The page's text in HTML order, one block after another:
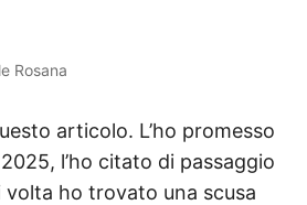
Rosana
articolo. L’ho promesso
, l’ho citato di passaggio
ho trovato una scusa